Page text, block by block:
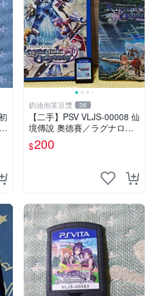
奶油泡芙豆漿 36
【二手】PSV VLJS-00008 仙
境傳說 奧德賽／ラグナロク
オデッセイ／Ragnarok Ody
ssey
$200